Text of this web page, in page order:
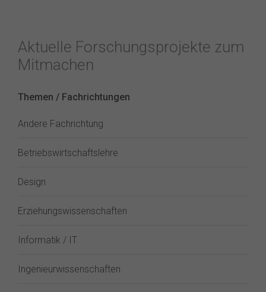
Aktuelle Forschungsprojekte zum
Mitmachen
Themen / Fachrichtungen
Andere Fachrichtung
Betriebswirtschaftslehre
Design
Erziehungswissenschaften
Informatik / IT
Ingenieurwissenschaften